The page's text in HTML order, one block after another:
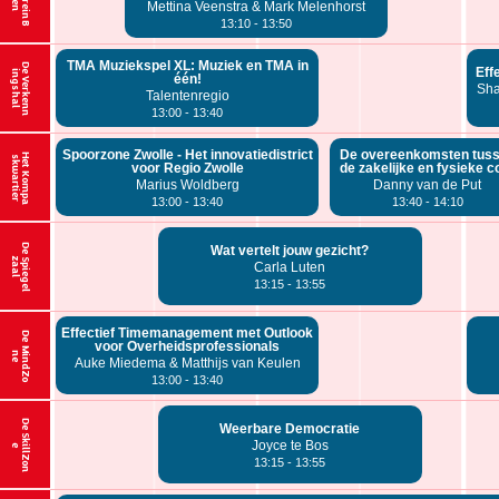
D
eV
e
r
k
e
n
n
in
g
s
h
a
l
H
e
t
K
o
m
p
a
sk
w
a
r
t
i
e
r
D
e
Sp
i
e
g
e
l
za
a
l
D
e
M
i
n
d
Z
o
n
e
D
e
S
k
i l
l
Z
o
n
e
Auke Miedema & Matthijs van Keulen
Effectief Timemanagement met Outlook
voor Overheidsprofessionals
13:00 - 13:40
Talentenregio
TMA Muziekspel XL: Muziek en TMA in
één!
13:00 - 13:40
Marius Woldberg
Spoorzone Zwolle - Het innovatiedistrict
voor Regio Zwolle
13:00 - 13:40
Mettina Veenstra & Mark Melenhorst
13:10 - 13:50
Carla Luten
Wat vertelt jouw gezicht?
13:15 - 13:55
Joyce te Bos
Weerbare Democratie
13:15 - 13:55
Danny van de Put
De overeenkomsten
de zakelijke en fysieke
13:40 - 14:10